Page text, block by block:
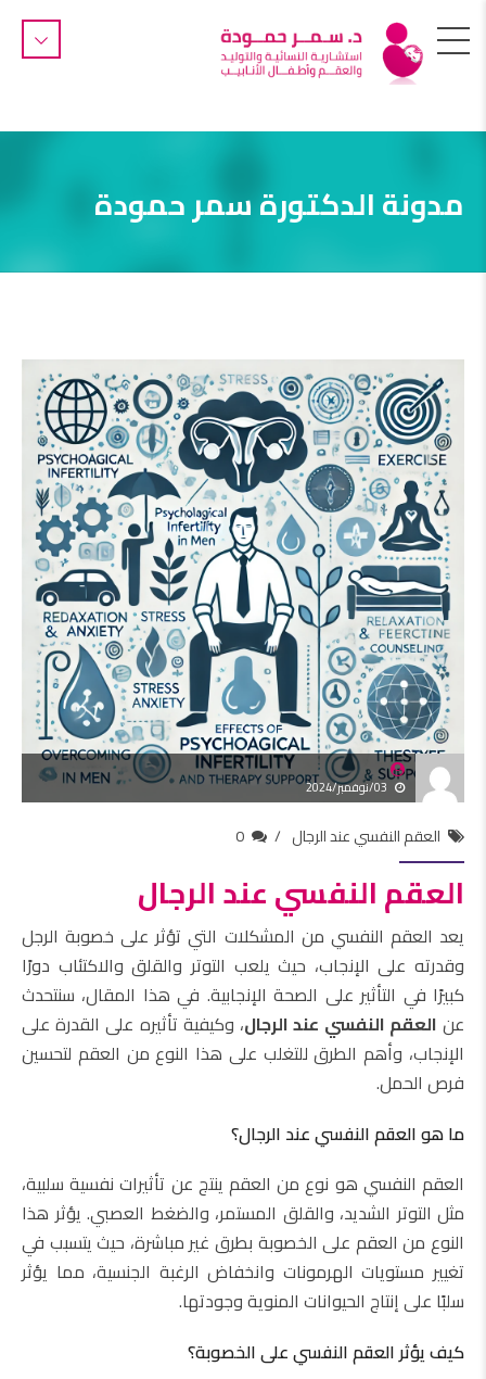
مدونة الدكتورة سمر حمودة
03/نوفمبر/2024
العقم النفسي عند الرجال 0
العقم النفسي عند الرجال
يعد العقم النفسي من المشكلات التي تؤثر على خصوبة الرجل
وقدرته على الإنجاب، حيث يلعب التوتر والقلق والاكتئاب دورًا
كبيرًا في التأثير على الصحة الإنجابية. في هذا المقال، سنتحدث
عن العقم النفسي عند الرجال، وكيفية تأثيره على القدرة على
الإنجاب، وأهم الطرق للتغلب على هذا النوع من العقم لتحسين
فرص الحمل.
ما هو العقم النفسي عند الرجال؟
العقم النفسي هو نوع من العقم ينتج عن تأثيرات نفسية سلبية،
مثل التوتر الشديد، والقلق المستمر، والضغط العصبي. يؤثر هذا
النوع من العقم على الخصوبة بطرق غير مباشرة، حيث يتسبب في
تغيير مستويات الهرمونات وانخفاض الرغبة الجنسية، مما يؤثر
سلبًا على إنتاج الحيوانات المنوية وجودتها.
كيف يؤثر العقم النفسي على الخصوبة؟